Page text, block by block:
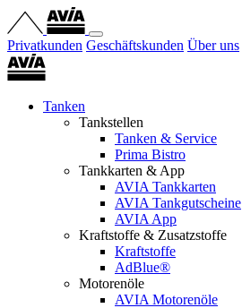
Privatkunden Geschäftskunden Über uns
Tanken
Tankstellen
Tanken & Service
Prima Bistro
Tankkarten & App
AVIA Tankkarten
AVIA Tankgutscheine
AVIA App
Kraftstoffe & Zusatzstoffe
Kraftstoffe
AdBlue®
Motorenöle
AVIA Motorenöle